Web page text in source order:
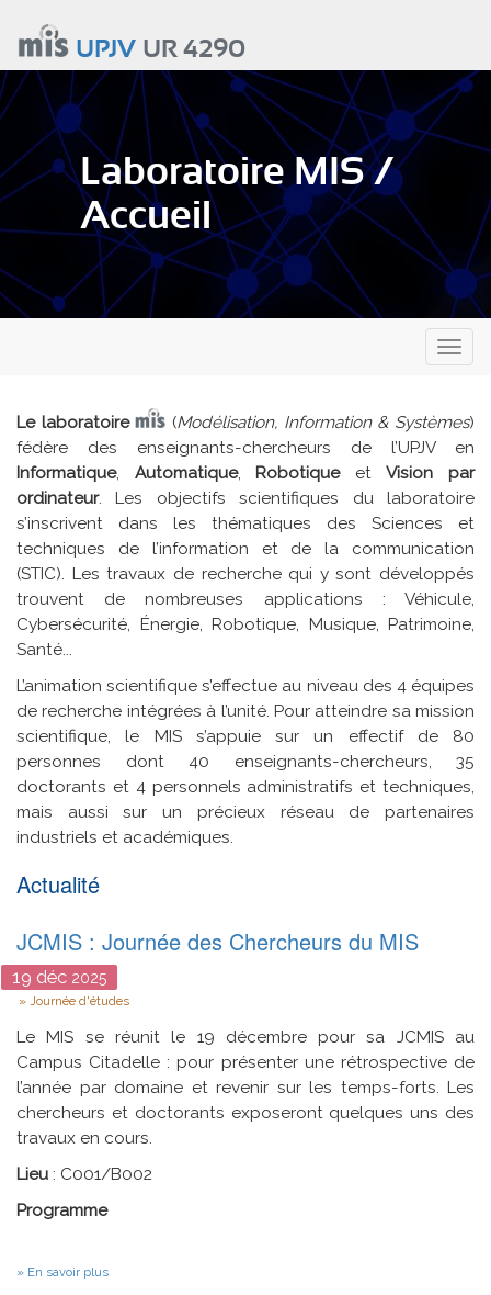
contenu
principal
UPJVUR 4290
Laboratoire MIS /
Accueil
Le laboratoire (Modélisation, Information & Systèmes)
fédère des enseignants-chercheurs de l’UPJV en
Informatique, Automatique, RobotiqueetVision par
ordinateur. Les objectifs scientifiques du laboratoire
s’inscrivent dans les thématiques des Sciences et
techniques de l’information et de la communication
(STIC). Les travaux de recherche qui y sont développés
trouvent de nombreuses applications : Véhicule,
Cybersécurité, Énergie, Robotique, Musique, Patrimoine,
Santé...
L’animation scientifique s’effectue au niveau des 4 équipes
de recherche intégrées à l’unité. Pour atteindre sa mission
scientifique, le MIS s’appuie sur un effectif de 80
personnes dont 40 enseignants-chercheurs, 35
doctorants et 4 personnels administratifs et techniques,
mais aussi sur un précieux réseau de partenaires
industriels et académiques.
Actualité
JCMIS : Journée des Chercheurs du MIS
19 déc 2025
Type
Journée d'études
Le MIS se réunit le 19 décembre pour sa JCMIS au
Campus Citadelle : pour présenter une rétrospective de
l’année par domaine et revenir sur les temps-forts. Les
chercheurs et doctorants exposeront quelques uns des
travaux en cours.
Lieu : C001/B002
Programme
En savoir plus